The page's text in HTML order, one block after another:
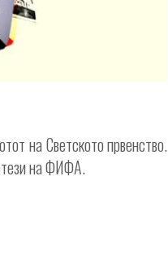
на Светското првенство.
на ФИФА.